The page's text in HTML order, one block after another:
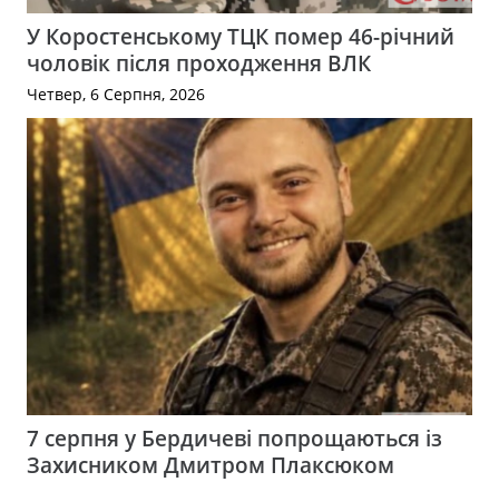
У Коростенському ТЦК помер 46-річний
чоловік після проходження ВЛК
Четвер, 6 Серпня, 2026
7 серпня у Бердичеві попрощаються із
Захисником Дмитром Плаксюком